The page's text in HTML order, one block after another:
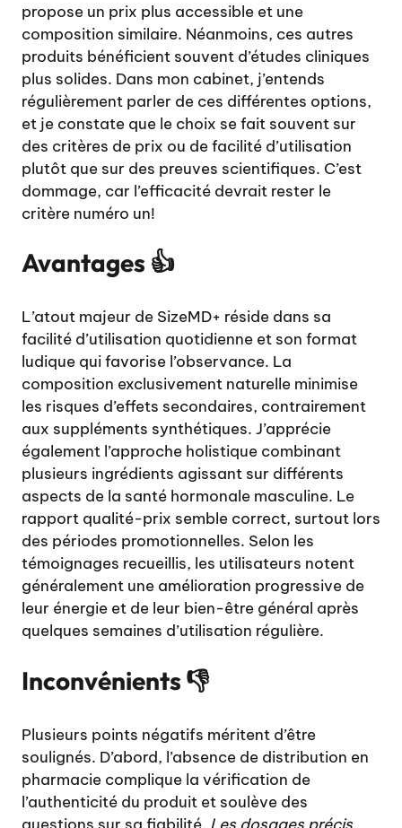
propose un prix plus accessible et une
composition similaire. Néanmoins, ces autres
produits bénéficient souvent d’études cliniques
plus solides. Dans mon cabinet, j’entends
régulièrement parler de ces différentes options,
et je constate que le choix se fait souvent sur
des critères de prix ou de facilité d’utilisation
plutôt que sur des preuves scientifiques. C’est
dommage, car l’efficacité devrait rester le
critère numéro un!
Avantages 👍
L’atout majeur de SizeMD+ réside dans sa
facilité d’utilisation quotidienne et son format
ludique qui favorise l’observance. La
composition exclusivement naturelle minimise
les risques d’effets secondaires, contrairement
aux suppléments synthétiques. J’apprécie
également l’approche holistique combinant
plusieurs ingrédients agissant sur différents
aspects de la santé hormonale masculine. Le
rapport qualité-prix semble correct, surtout lors
des périodes promotionnelles. Selon les
témoignages recueillis, les utilisateurs notent
généralement une amélioration progressive de
leur énergie et de leur bien-être général après
quelques semaines d’utilisation régulière.
Inconvénients 👎
Plusieurs points négatifs méritent d’être
soulignés. D’abord, l’absence de distribution en
pharmacie complique la vérification de
l’authenticité du produit et soulève des